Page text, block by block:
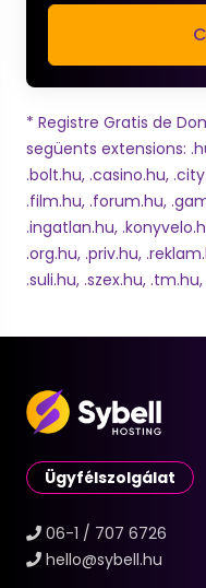
* Registre Gratis de
següents extensions:
.bolt.hu, .casino.hu,
.film.hu, .forum.hu,
.ingatlan.hu,
.org.hu, .priv.hu,
.suli.hu, .szex.hu,
Ügyfélszolgálat
06-1 / 707 6726
hello@sybell.hu